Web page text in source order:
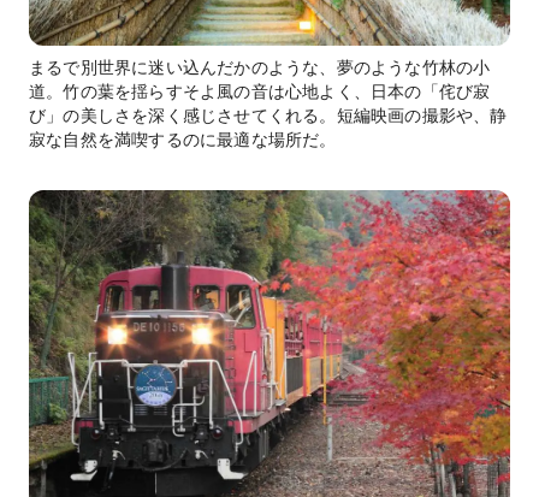
まるで別世界に迷い込んだかのような、夢のような竹林の小
道。竹の葉を揺らすそよ風の音は心地よく、日本の「侘び寂
び」の美しさを深く感じさせてくれる。短編映画の撮影や、静
寂な自然を満喫するのに最適な場所だ。